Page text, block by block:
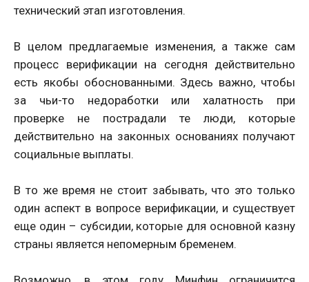
технический этап изготовления.
В целом предлагаемые изменения, а также сам
процесс верификации на сегодня действительно
есть якобы обоснованными. Здесь важно, чтобы
за чьи-то недоработки или халатность при
проверке не пострадали те люди, которые
действительно на законных основаниях получают
социальные выплаты.
В то же время не стоит забывать, что это только
один аспект в вопросе верификации, и существует
еще один – субсидии, которые для основной казну
страны является непомерным бременем.